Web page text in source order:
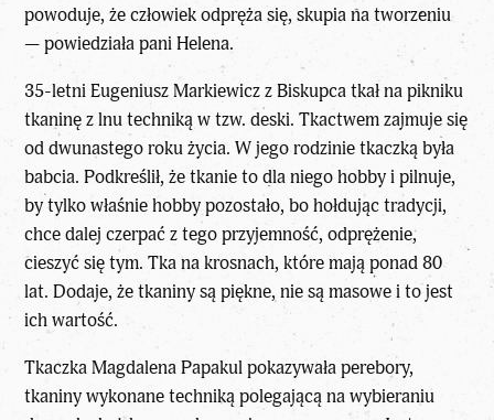
powoduje, że człowiek odpręża się, skupia na tworzeniu
— powiedziała pani Helena.
35-letni Eugeniusz Markiewicz z Biskupca tkał na pikniku
tkaninę z lnu techniką w tzw. deski. Tkactwem zajmuje się
od dwunastego roku życia. W jego rodzinie tkaczką była
babcia. Podkreślił, że tkanie to dla niego hobby i pilnuje,
by tylko właśnie hobby pozostało, bo hołdując tradycji,
chce dalej czerpać z tego przyjemność, odprężenie,
cieszyć się tym. Tka na krosnach, które mają ponad 80
lat. Dodaje, że tkaniny są piękne, nie są masowe i to jest
ich wartość.
Tkaczka Magdalena Papakul pokazywała perebory,
tkaniny wykonane techniką polegającą na wybieraniu